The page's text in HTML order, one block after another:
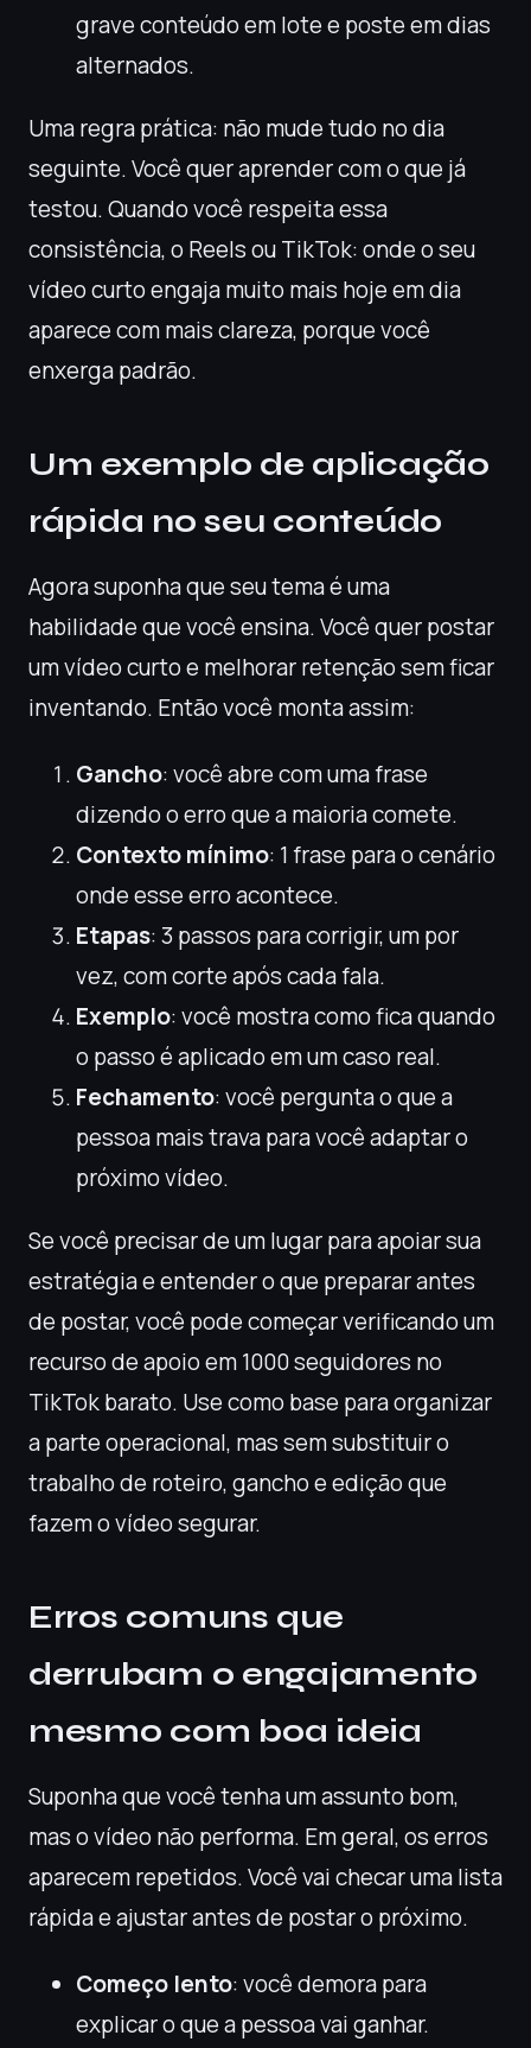
grave conteúdo em lote e poste em dias
alternados.
Uma regra prática: não mude tudo no dia
seguinte. Você quer aprender com o que já
testou. Quando você respeita essa
consistência, o Reels ou TikTok: onde o seu
vídeo curto engaja muito mais hoje em dia
aparece com mais clareza, porque você
enxerga padrão.
Um exemplo de aplicação
rápida no seu conteúdo
Agora suponha que seu tema é uma
habilidade que você ensina. Você quer postar
um vídeo curto e melhorar retenção sem ficar
inventando. Então você monta assim:
Gancho: você abre com uma frase
dizendo o erro que a maioria comete.
Contexto mínimo: 1 frase para o cenário
onde esse erro acontece.
Etapas: 3 passos para corrigir, um por
vez, com corte após cada fala.
Exemplo: você mostra como fica quando
o passo é aplicado em um caso real.
Fechamento: você pergunta o que a
pessoa mais trava para você adaptar o
próximo vídeo.
Se você precisar de um lugar para apoiar sua
estratégia e entender o que preparar antes
de postar, você pode começar verificando um
recurso de apoio em 1000 seguidores no
TikTok barato. Use como base para organizar
a parte operacional, mas sem substituir o
trabalho de roteiro, gancho e edição que
fazem o vídeo segurar.
Erros comuns que
derrubam o engajamento
mesmo com boa ideia
Suponha que você tenha um assunto bom,
mas o vídeo não performa. Em geral, os erros
aparecem repetidos. Você vai checar uma lista
rápida e ajustar antes de postar o próximo.
Começo lento: você demora para
explicar o que a pessoa vai ganhar.